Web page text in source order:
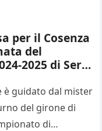
per il Cosenza
del
2025 di Serie
è guidato dal mister
del girone di
di…